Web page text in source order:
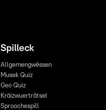
Spilleck
Allgemengwëssen
Musek Quiz
Geo Quiz
Kräizwuerträtsel
Sproochespill